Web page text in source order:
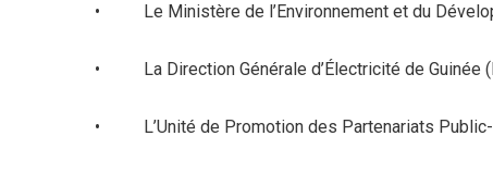
• Le Ministère de l’Environnement et du
• La Direction Générale d’Électricité de Guinée
• L’Unité de Promotion des Partenariats Public-